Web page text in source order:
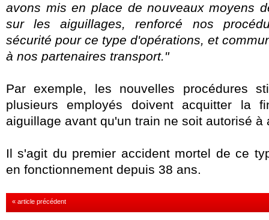
avons mis en place de nouveaux moyens
sur les aiguillages, renforcé nos
sécurité pour ce type d'opérations, et
à nos partenaires transport."
Par exemple, les nouvelles procédures
plusieurs employés doivent acquitter la
aiguillage avant qu'un train ne soit autorisé à
Il s'agit du premier accident mortel de ce
en fonctionnement depuis 38 ans.
« article précédent